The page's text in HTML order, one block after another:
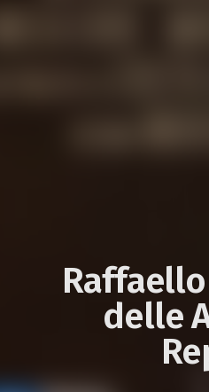
delle